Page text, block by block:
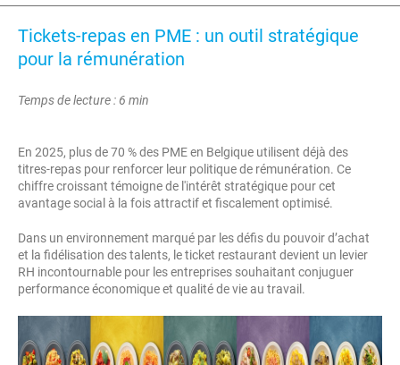
Tickets-repas en PME : un outil stratégique
pour la rémunération
Temps de lecture : 6 min
En 2025, plus de 70 % des PME en Belgique utilisent déjà des
titres-repas pour renforcer leur politique de rémunération. Ce
chiffre croissant témoigne de l'intérêt stratégique pour cet
avantage social à la fois attractif et fiscalement optimisé.
Dans un environnement marqué par les défis du pouvoir d’achat
et la fidélisation des talents, le ticket restaurant devient un levier
RH incontournable pour les entreprises souhaitant conjuguer
performance économique et qualité de vie au travail.